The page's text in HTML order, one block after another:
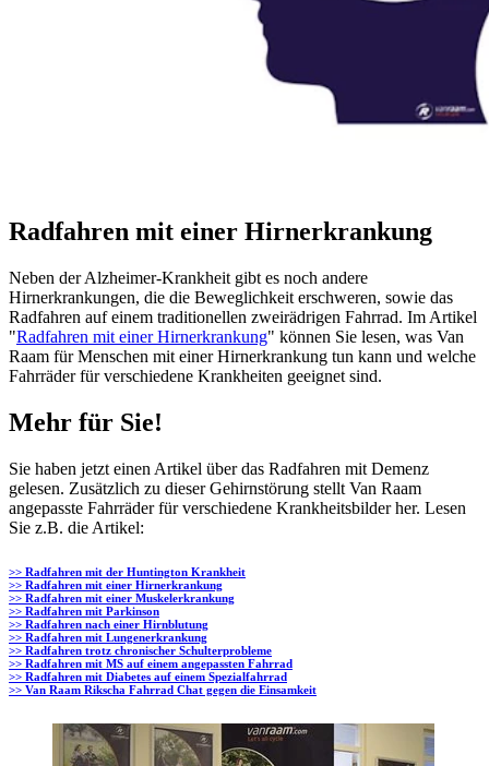
Radfahren mit einer Hirnerkrankung
Neben der Alzheimer-Krankheit gibt es noch andere
Hirnerkrankungen, die die Beweglichkeit erschweren, sowie das
Radfahren auf einem traditionellen zweirädrigen Fahrrad. Im Artikel
"Radfahren mit einer Hirnerkrankung" können Sie lesen, was Van
Raam für Menschen mit einer Hirnerkrankung tun kann und welche
Fahrräder für verschiedene Krankheiten geeignet sind.
Mehr für Sie!
Sie haben jetzt einen Artikel über das Radfahren mit Demenz
gelesen. Zusätzlich zu dieser Gehirnstörung stellt Van Raam
angepasste Fahrräder für verschiedene Krankheitsbilder her. Lesen
Sie z.B. die Artikel:
>> Radfahren mit der Huntington Krankheit
>> Radfahren mit einer Hirnerkrankung
>> Radfahren mit einer Muskelerkrankung
>> Radfahren mit Parkinson
>> Radfahren nach einer Hirnblutung
>> Radfahren mit Lungenerkrankung
>> Radfahren trotz chronischer Schulterprobleme
>> Radfahren mit MS auf einem angepassten Fahrrad
>> Radfahren mit Diabetes auf einem Spezialfahrrad
>> Van Raam Rikscha Fahrrad Chat gegen die Einsamkeit